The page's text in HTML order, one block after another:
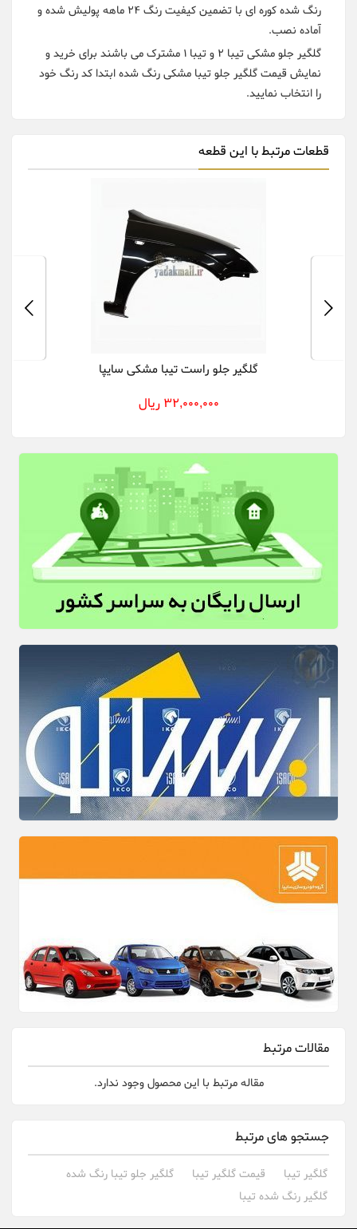
رنگ شده کوره ای با تضمین کیفیت رنگ 24 ماهه پولیش شده و
آماده نصب.
گلگیر جلو مشکی تیبا 2 و تیبا 1 مشترک می باشند برای خرید و
نمایش قیمت گلگیر جلو تیبا مشکی رنگ شده ابتدا کد رنگ خود
را انتخاب نمایید.
قطعات مرتبط با این قطعه
گلگیر جلو راست تیبا مشکی سایپا
32,000,000 ریال
مقالات مرتبط
مقاله مرتبط با این محصول وجود ندارد.
جستجو های مرتبط
گلگیر تیبا قیمت گلگیر تیبا
گلگیر جلو تیبا رنگ شده
گلگیر رنگ شده تیبا